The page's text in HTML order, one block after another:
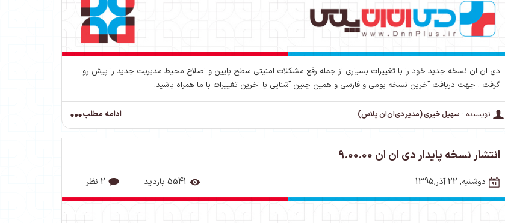
دی ان ان نسخه جدید خود را با تغییرات بسیاری از جمله رفع مشکلات امنیتی سطح پایین و اصلاح محیط مدیریت جدید را پیش رو
گرفت . جهت دریافت آخرین نسخه بومی و فارسی و همین چنین آشنایی با اخرین تغییرات با ما همراه باشید.
نویسنده : سهیل خیری (مدیر دی‌ان‌ان پلاس) ادامه مطلب
انتشار نسخه پایدار دی ان ان 9.00.00
دوشنبه, 22 آذر,1395